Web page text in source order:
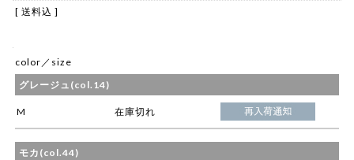
[ 送料込 ]
color／size
グレージュ(col.14)
M 在庫切れ
モカ(col.44)